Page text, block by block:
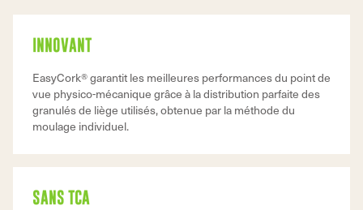
INNOVANT
EasyCork® garantit les meilleures performances du point de
vue physico-mécanique grâce à la distribution parfaite des
granulés de liège utilisés, obtenue par la méthode du
moulage individuel.
SANS TCA